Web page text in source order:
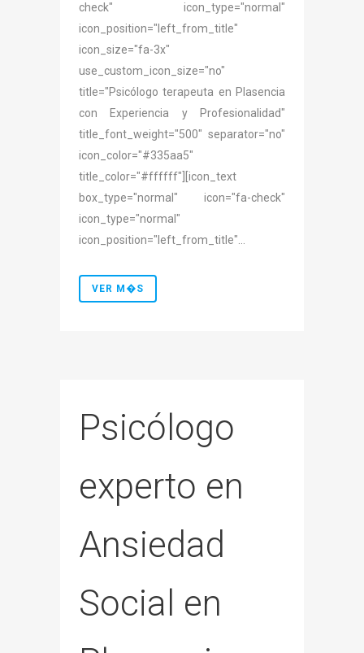
check" icon_type="normal"
icon_position="left_from_title"
icon_size="fa-3x"
use_custom_icon_size="no"
title="Psicólogo terapeuta en Plasencia
con Experiencia y Profesionalidad"
title_font_weight="500" separator="no"
icon_color="#335aa5"
title_color="#ffffff"][icon_text
box_type="normal" icon="fa-check"
icon_type="normal"
icon_position="left_from_title"...
VER M�S
Psicólogo
experto en
Ansiedad
Social en